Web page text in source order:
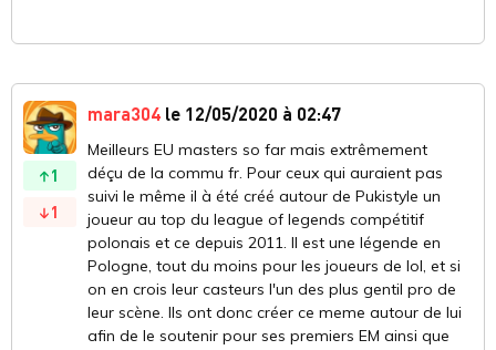
1
1
mara304 le 12/05/2020 à 02:47
Meilleurs EU masters so far mais extrêmement
déçu de la commu fr. Pour ceux qui auraient pas
suivi le même il à été créé autour de Pukistyle un
joueur au top du league of legends compétitif
polonais et ce depuis 2011. Il est une légende en
Pologne, tout du moins pour les joueurs de lol, et si
on en crois leur casteurs l'un des plus gentil pro de
leur scène. Ils ont donc créer ce meme autour de lui
afin de le soutenir pour ses premiers EM ainsi que